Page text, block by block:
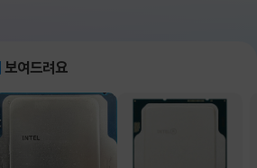
보여드려요